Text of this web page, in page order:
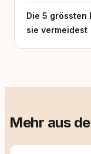
Die 5 grössten
sie vermeidest
Mehr aus